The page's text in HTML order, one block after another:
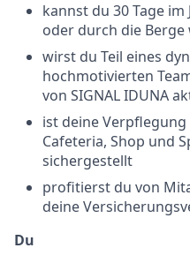
kannst du 30 Tage
oder durch die Berge
wirst du Teil eines
hochmotivierten
von SIGNAL IDUNA
ist deine
Cafeteria, Shop und
sichergestellt
profitierst du von
deine
Du